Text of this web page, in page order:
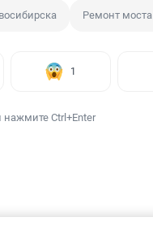
Ремонт моста
1
Ctrl+Enter